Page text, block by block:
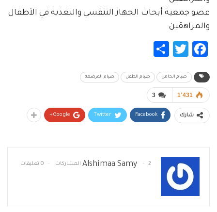
عضو جمعية أبحاث الجهاز التنفسي والتغذية في الأطفال
والمراهقين
Facebook
Twitter
صيام الحامل صيام الطفل صيام المرضعة
3 1٬431
شارك Facebook
Twitter
Google+
Alshimaa Samy 2 المشاركات 0 تعليقات